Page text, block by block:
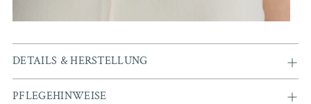
DETAILS & HERSTELLUNG
PFLEGEHINWEISE